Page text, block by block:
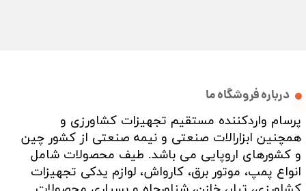
درباره فروشگاه ما
پرسام واردکننده مستقیم تجهیزات کشاورزی و
همچنین ابزارالات صنعتی و نیمه صنعتی از کشور چین
و کشورهای اروپایی می باشد. طیف محصولات شامل
انواع پمپ، موتور برق، کارواش، لوازم یدکی تجهیزات